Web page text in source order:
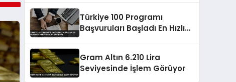
Türkiye 100 Programı
Başvuruları Başladı En Hızlı
Gram Altın 6.210 Lira
Seviyesinde İşlem Görüyor